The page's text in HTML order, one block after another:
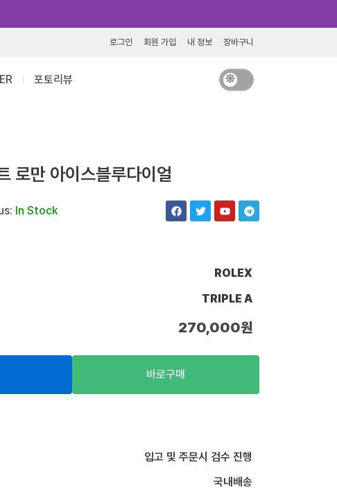
로그인 회원 가입 내 정보 장바구니
포토리뷰
로만 아이스블루다이얼
In Stock
F
a
c
T
w
i
Y
o
u
e
T
e
l
a
m
ROLEX
TRIPLE A
270,000원
바로구매
입고 및 주문시 검수 진행
국내배송